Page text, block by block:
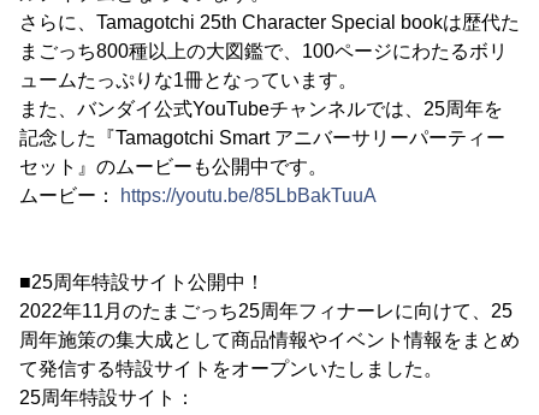
さらに、Tamagotchi 25th Character Special bookは歴代た
まごっち800種以上の大図鑑で、100ページにわたるボリ
ュームたっぷりな1冊となっています。
また、バンダイ公式YouTubeチャンネルでは、25周年を
記念した『Tamagotchi Smart アニバーサリーパーティー
セット』のムービーも公開中です。
ムービー：
https://youtu.be/85LbBakTuuA
■25周年特設サイト公開中！
2022年11月のたまごっち25周年フィナーレに向けて、25
周年施策の集大成として商品情報やイベント情報をまとめ
て発信する特設サイトをオープンいたしました。
25周年特設サイト：